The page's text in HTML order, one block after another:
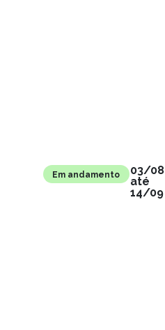
Em andamento
03/08
até
14/09